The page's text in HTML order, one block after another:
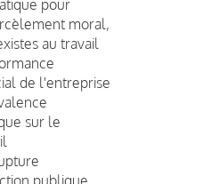
pour
moral,
au travail
de l'entreprise
sur le
publique